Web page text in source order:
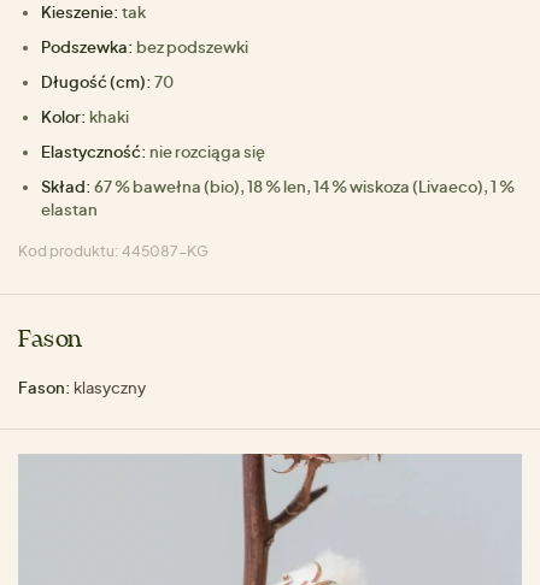
Kieszenie: tak
Podszewka: bez podszewki
Długość (cm): 70
Kolor: khaki
Elastyczność: nie rozciąga się
Skład: 67 % bawełna (bio), 18 % len, 14 % wiskoza (Livaeco), 1 %
elastan
Kod produktu: 445087-KG
Fason
Fason: klasyczny